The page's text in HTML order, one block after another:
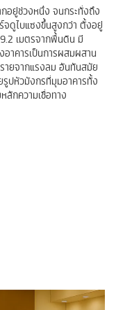
กอยู่ช่วงหนึ่ง จนกระทั่งถึง
ดูไบแซงขึ้นสูงกว่า ตั้งอยู่
เมตรจากพื้นดิน มี
าคารเป็นการผสมผสาน
ายจากแรงลม อันทันสมัย
ปหัวมังกรที่มุมอาคารทั้ง
กความเชื่อทาง